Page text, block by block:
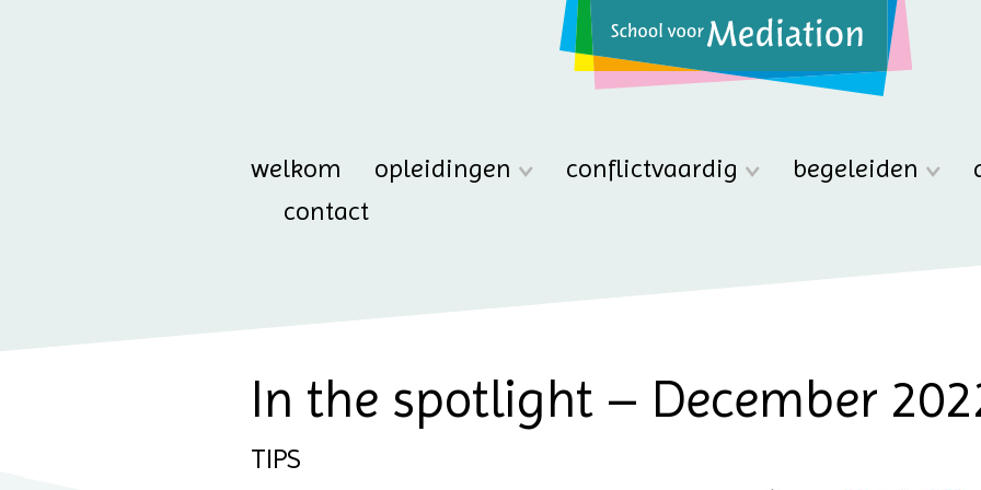
welkom opleidingen conflictvaardig begeleiden
contact
In the spotlight – December
TIPS